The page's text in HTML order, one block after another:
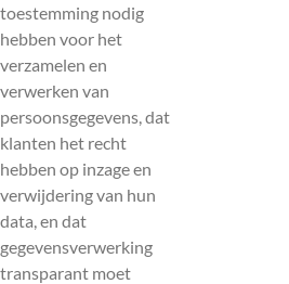
toestemming nodig
hebben voor het
verzamelen en
verwerken van
persoonsgegevens, dat
klanten het recht
hebben op inzage en
verwijdering van hun
data, en dat
gegevensverwerking
transparant moet